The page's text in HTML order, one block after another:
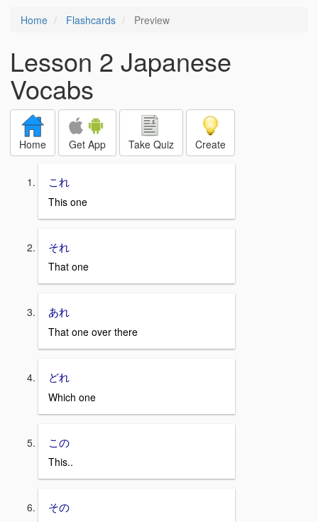
Home Flashcards Preview
Lesson 2 Japanese
Vocabs
Home Get App Take Quiz Create
これ
This one
それ
That one
あれ
That one over there
どれ
Which one
この
This..
その